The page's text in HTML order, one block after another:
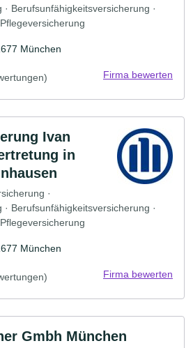
Berufsunfähigkeitsversicherung ·
München
Firma bewerten
Ivan
in
·
Berufsunfähigkeitsversicherung ·
München
Firma bewerten
Gmbh München